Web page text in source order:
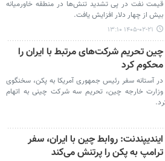
قیمت نفت در پی تشدید تنش‌ها در منطقه خاورمیانه
بیش از چهار دلار افزایش یافت.
۱۴۰۵-۰۲-۲۱ ۱۳:۱۰
چین تحریم شرکت‌های مرتبط با ایران را
محکوم کرد
در آستانه سفر رئیس جمهوری آمریکا به پکن، سخنگوی
وزارت خارجه چین، تحریم سه شرکت چینی به اتهام
ایندیپندنت: روابط چین با ایران، سفر
ترامپ به پکن را پرتنش می‌کند